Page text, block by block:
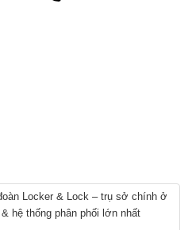
Locker & Lock – trụ sở chính ở
hệ thống phân phối lớn nhất